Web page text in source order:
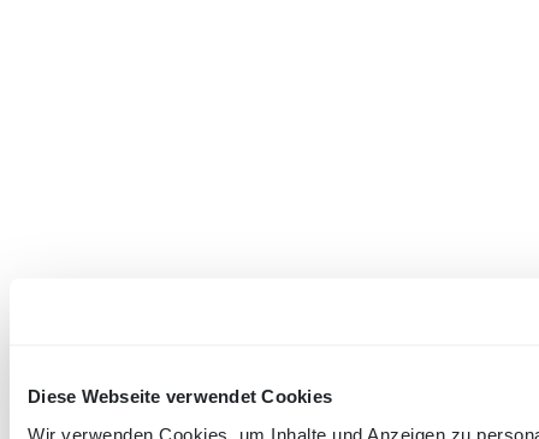
Diese Webseite verwendet Cookies
Wir verwenden Cookies, um Inhalte und Anzeigen zu